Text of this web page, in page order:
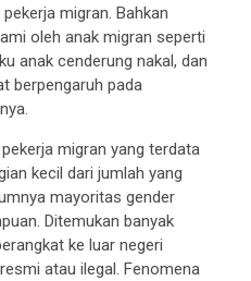
migran. Bahkan
oleh anak migran seperti
anak cenderung nakal, dan
berpengaruh pada
migran yang terdata
kecil dari jumlah yang
mayoritas gender
Ditemukan banyak
ke luar negeri
atau ilegal. Fenomena